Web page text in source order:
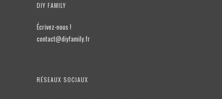
DIY FAMILY
Écrivez-nous !
contact@diyfamily.fr
RÉSEAUX SOCIAUX